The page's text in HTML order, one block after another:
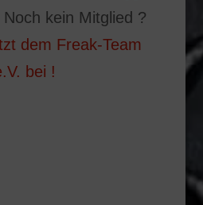
Noch kein Mitglied ?
dem Freak-Team
bei !